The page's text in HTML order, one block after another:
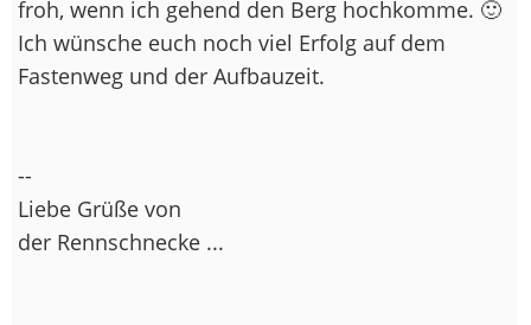
froh, wenn ich gehend den Berg hochkomme. 🙂
Ich wünsche euch noch viel Erfolg auf dem
Fastenweg und der Aufbauzeit.
--
Liebe Grüße von
der Rennschnecke ...